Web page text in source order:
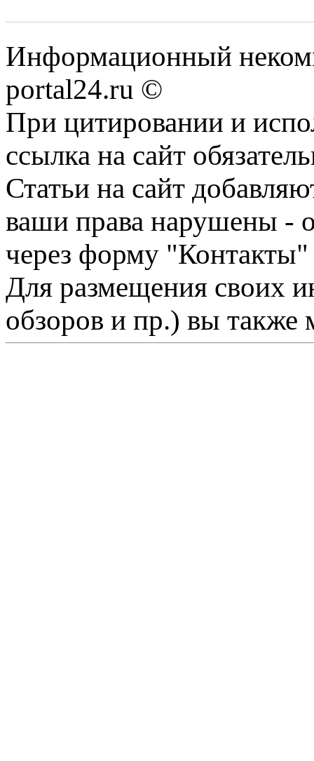
Информационный
portal24.ru ©
При цитировании и
ссылка на сайт
Статьи на сайт
ваши права нарушены -
через форму "Контакты"
Для размещения своих
обзоров и пр.) вы также